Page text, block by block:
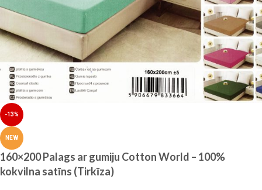
-13%
NEW
160×200 Palags ar gumiju Cotton World – 100%
kokvilna satīns (Tirkīza)